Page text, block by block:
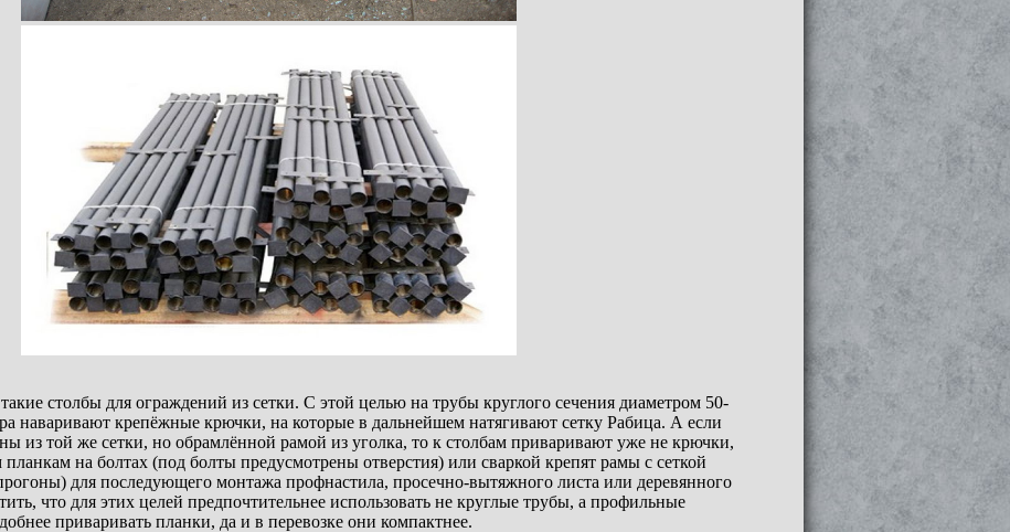
столбы для ограждений из сетки. С этой целью на трубы круглого сечения диаметром 50-
наваривают крепёжные крючки, на которые в дальнейшем натягивают сетку Рабица. А если
из той же сетки, но обрамлённой рамой из уголка, то к столбам приваривают уже не крючки,
на болтах (под болты предусмотрены отверстия) или сваркой крепят рамы с сеткой
для последующего монтажа профнастила, просечно-вытяжного листа или деревянного
что для этих целей предпочтительнее использовать не круглые трубы, а профильные
приваривать планки, да и в перевозке они компактнее.